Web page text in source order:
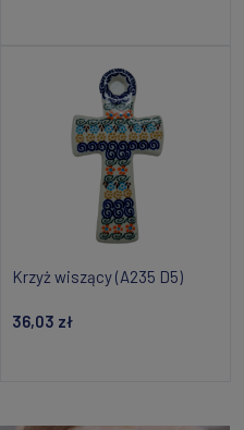
Krzyż wiszący (A235 D5)
36,03 zł